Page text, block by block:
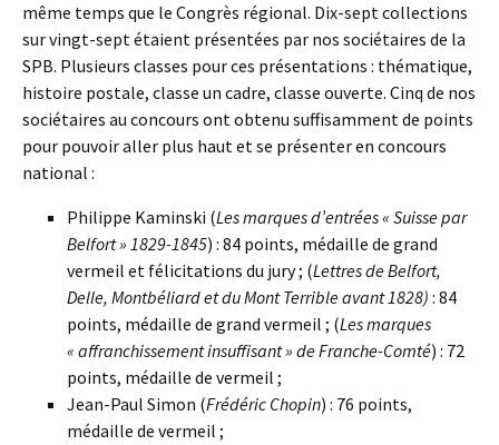
même temps que le Congrès régional. Dix-sept collections
sur vingt-sept étaient présentées par nos sociétaires de la
SPB. Plusieurs classes pour ces présentations : thématique,
histoire postale, classe un cadre, classe ouverte. Cinq de nos
sociétaires au concours ont obtenu suffisamment de points
pour pouvoir aller plus haut et se présenter en concours
national :
Philippe Kaminski (Les marques d’entrées « Suisse par
Belfort » 1829-1845) : 84 points, médaille de grand
vermeil et félicitations du jury ; (Lettres de Belfort,
Delle, Montbéliard et du Mont Terrible avant 1828) : 84
points, médaille de grand vermeil ; (Les marques
« affranchissement insuffisant » de Franche-Comté) : 72
points, médaille de vermeil ;
Jean-Paul Simon (Frédéric Chopin) : 76 points,
médaille de vermeil ;